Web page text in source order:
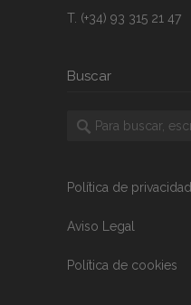
T. (+34) 93 315 21 47
Buscar
Política de privacidad
Aviso Legal
Política de cookies